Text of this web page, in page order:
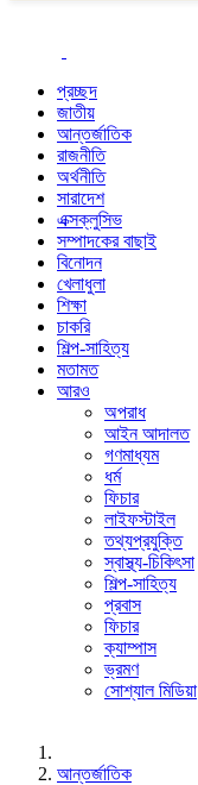
প্রচ্ছদ
জাতীয়
আন্তর্জাতিক
রাজনীতি
অর্থনীতি
সারাদেশ
এক্সক্লুসিভ
সম্পাদকের বাছাই
বিনোদন
খেলাধুলা
শিক্ষা
চাকরি
শিল্প-সাহিত্য
মতামত
আরও
অপরাধ
আইন আদালত
গণমাধ্যম
ধর্ম
ফিচার
লাইফস্টাইল
তথ্যপ্রযুক্তি
স্বাস্থ্য-চিকিৎসা
শিল্প-সাহিত্য
প্রবাস
ফিচার
ক্যাম্পাস
ভ্রমণ
সোশ্যাল মিডিয়া
আন্তর্জাতিক